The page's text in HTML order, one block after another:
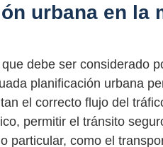
urbana en la
debe ser considerado
planificación urbana
el correcto flujo del
permitir el tránsito
particular, como el